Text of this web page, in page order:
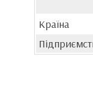
Країна